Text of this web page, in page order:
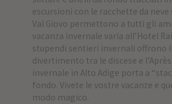
escursioni con le racchette da neve
Val Giovo permettono a tutti gli
vacanza invernale varia all’Hotel
stupendi sentieri invernali offrono
divertimento tra le discese e
invernale in Alto Adige porta a
fondo. Vivete le vostre vacanze e
modo magico.